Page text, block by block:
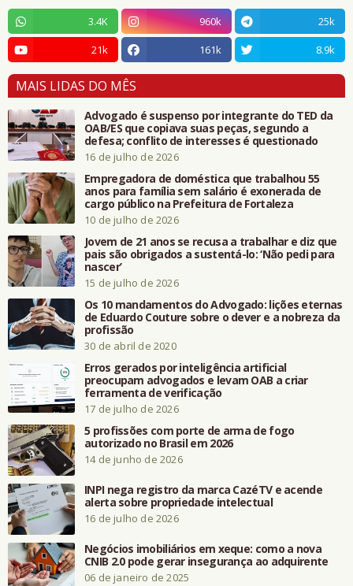
3.4K 960k
25k
21k
161k 8.9k
MAIS LIDAS DO MÊS
Advogado é suspenso por integrante do TED da
OAB/ES que copiava suas peças, segundo a
defesa; conflito de interesses é questionado
16 de julho de 2026
Empregadora de doméstica que trabalhou 55
anos para família sem salário é exonerada de
cargo público na Prefeitura de Fortaleza
10 de julho de 2026
Jovem de 21 anos se recusa a trabalhar e diz que
pais são obrigados a sustentá-lo: ‘Não pedi para
nascer’
15 de julho de 2026
Os 10 mandamentos do Advogado: lições eternas
de Eduardo Couture sobre o dever e a nobreza da
profissão
30 de abril de 2020
Erros gerados por inteligência artificial
preocupam advogados e levam OAB a criar
ferramenta de verificação
17 de julho de 2026
5 profissões com porte de arma de fogo
autorizado no Brasil em 2026
14 de junho de 2026
INPI nega registro da marca CazéTV e acende
alerta sobre propriedade intelectual
16 de julho de 2026
Negócios imobiliários em xeque: como a nova
CNIB 2.0 pode gerar insegurança ao adquirente
06 de janeiro de 2025